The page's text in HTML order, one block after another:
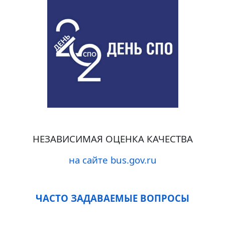
НЕЗАВИСИМАЯ ОЦЕНКА КАЧЕСТВА
на сайте bus.gov.ru
ЧАСТО ЗАДАВАЕМЫЕ ВОПРОСЫ